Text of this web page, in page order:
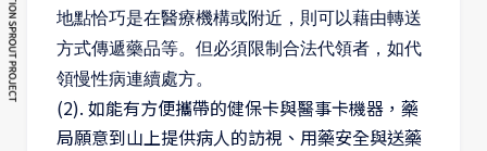
地點恰巧是在醫療機構或附近，則可以藉由轉送
方式傳遞藥品等。但必須限制合法代領者，如代
領慢性病連續處方。
(2). 如能有方便攜帶的健保卡與醫事卡機器，藥
局願意到山上提供病人的訪視、用藥安全與送藥